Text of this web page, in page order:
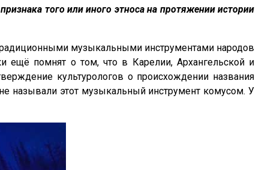
того или иного этноса на протяжении истории
музыкальными инструментами народов
ещё помнят о том, что в Карелии, Архангельской и
культурологов о происхождении названия
называли этот музыкальный инструмент комусом. У